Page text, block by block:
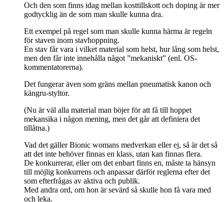
Och den som finns idag mellan kosttillskott och doping är mer
godtycklig än de som man skulle kunna dra.
Ett exempel på regel som man skulle kunna härma är regeln
för staven inom stavhoppning.
En stav får vara i vilket material som helst, hur lång som helst,
men den får inte innehålla något ”mekaniskt” (enl. OS-
kommentatorerna).
Det fungerar även som gräns mellan pneumatisk kanon och
kängru-styltor.
(Nu är väl alla material man böjer för att få till hoppet
mekansika i någon mening, men det går att definiera det
tillåtna.)
Vad det gäller Bionic womans medverkan eller ej, så är det så
att det inte behöver finnas en klass, utan kan finnas flera.
De konkurrerar, eller om det enbart finns en, måste ta hänsyn
till möjlig konkurrens och anpassar därför reglerna efter det
som efterfrågas av aktiva och publik.
Med andra ord, om hon är sevärd så skulle hon få vara med
och leka.